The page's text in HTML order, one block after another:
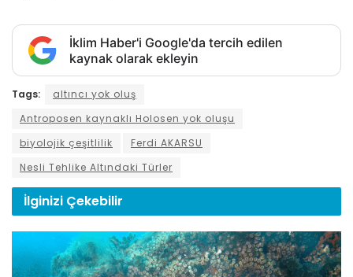
İklim Haber'i Google'da tercih edilen
kaynak olarak ekleyin
Tags:
altıncı yok oluş
Antroposen kaynaklı Holosen yok oluşu
biyolojik çeşitlilik
Ferdi AKARSU
Nesli Tehlike Altındaki Türler
İlginizi Çekebilir